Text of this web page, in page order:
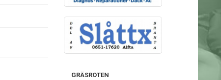
GRÄSROTEN